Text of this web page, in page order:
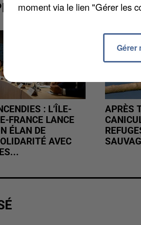
VUS
: L’ÎLE-
FRANCE LANCE
ÉLAN DE
AVEC
APRÈS
moment via le lien "Gérer les
Gérer